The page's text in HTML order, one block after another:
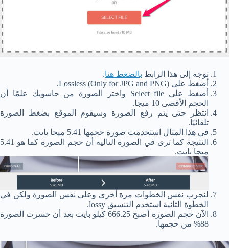
توجه إلى هذا الرابط بالضغط هنا.
أضغط على Lossless (Only for JPG and PNG).
أضغط على Select file واختر الصورة من حاسوبك علمًا أن
الحجم الأقصى 10 ميجا.
انتظر حتى يتم رفع الصورة وسيقوم الموقع بضغط الصورة
تلقائيًا.
في هذا المثال استخدمت صورة حجمها 5.41 ميجا بايت.
النتيجة كما ترى في الصورة التالية أن حجم الصورة كما هو 5.41
ميجا بايت.
لنجرب نفس الخطوات مرة أخرى وعلى نفس الصورة ولكن في
الخطوة الثانية استخدم التنسيق lossy.
الآن حجم الصورة أصبح 666.25 كيلو بايت بعد أن خسرت الصورة
88% من حجمها.